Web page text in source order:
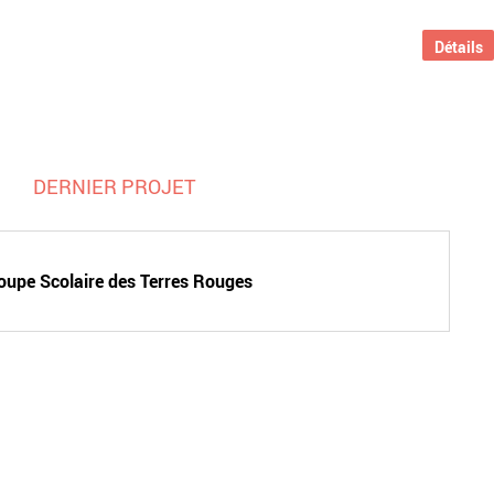
DERNIER PROJET
Scolaire des Terres Rouges
Détails